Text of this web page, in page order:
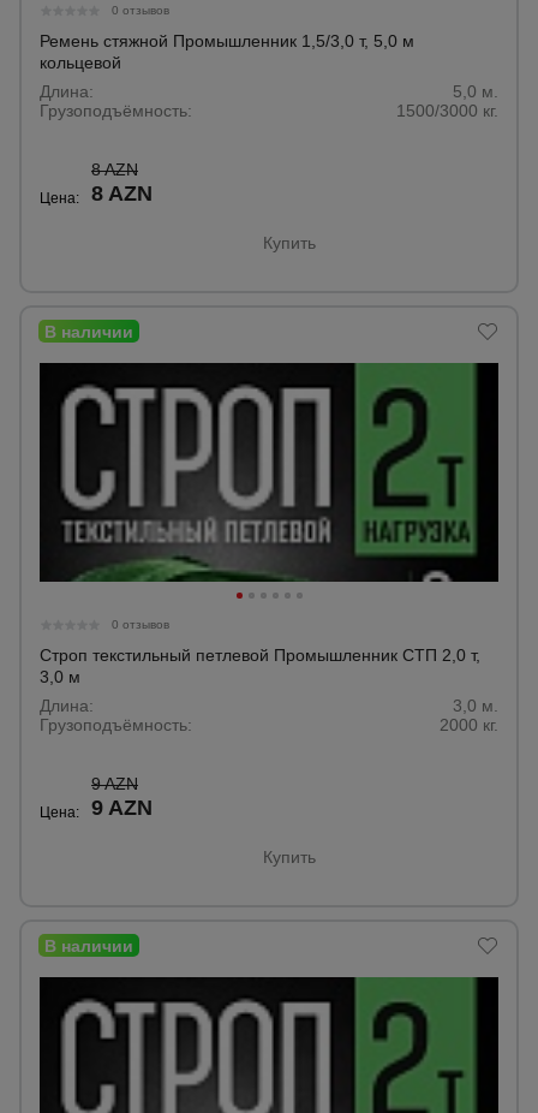
0 отзывов
Ремень стяжной Промышленник 1,5/3,0 т, 5,0 м
кольцевой
Длина:
5,0 м.
Грузоподъёмность:
1500/3000 кг.
Цена:
8 AZN
8 AZN
Купить
0 отзывов
Строп текстильный петлевой Промышленник СТП 2,0 т,
3,0 м
Длина:
3,0 м.
Грузоподъёмность:
2000 кг.
Цена:
9 AZN
9 AZN
Купить